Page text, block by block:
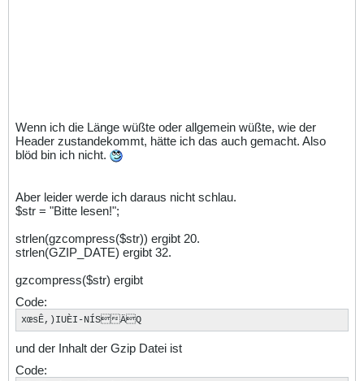
Wenn ich die Länge wüßte oder allgemein wüßte, wie der
Header zustandekommt, hätte ich das auch gemacht. Also
blöd bin ich nicht.
Aber leider werde ich daraus nicht schlau.
$str = "Bitte lesen!";
strlen(gzcompress($str)) ergibt 20.
strlen(GZIP_DATE) ergibt 32.
gzcompress($str) ergibt
Code:
xœsÊ,)IUÈI-NÍSÄQ
und der Inhalt der Gzip Datei ist
Code: